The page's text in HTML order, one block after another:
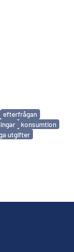
efterfrågan
konsumtion
utgifter